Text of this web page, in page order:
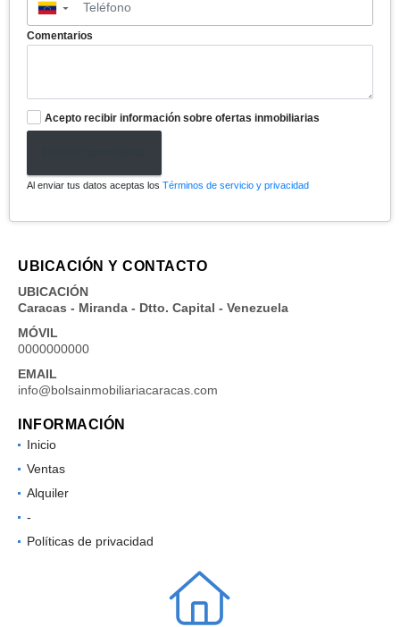
▼
Comentarios
Acepto recibir información sobre ofertas inmobiliarias
Al enviar tus datos aceptas los Términos de servicio y privacidad
UBICACIÓN Y CONTACTO
UBICACIÓN
Caracas - Miranda - Dtto. Capital - Venezuela
MÓVIL
0000000000
EMAIL
info@bolsainmobiliariacaracas.com
INFORMACIÓN
Inicio
Ventas
Alquiler
-
Políticas de privacidad